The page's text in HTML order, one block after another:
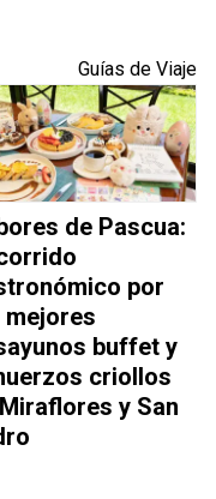
Guías de Viaje
de Pascua:
por
mejores
buffet y
criollos
y San